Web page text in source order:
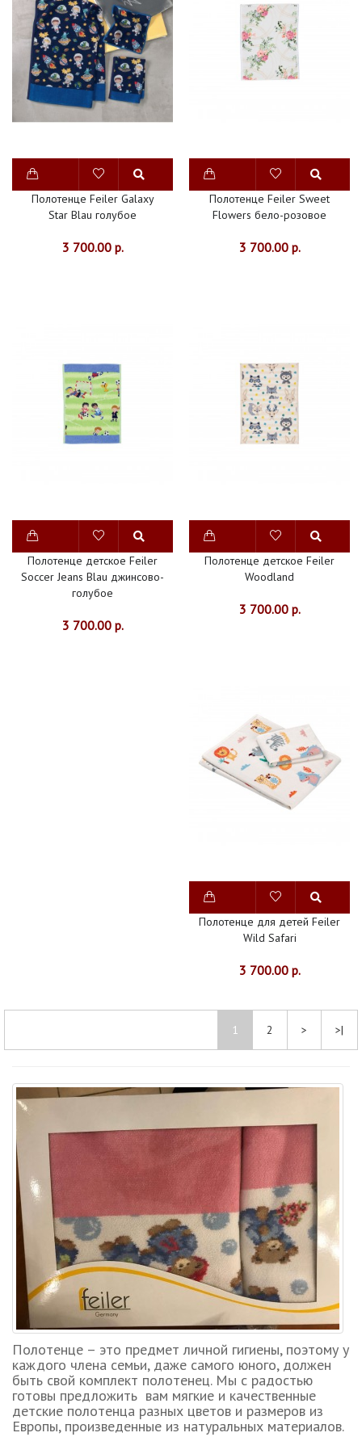
Полотенце Feiler Galaxy
Star Blau голубое
3 700.00 р.
Полотенце Feiler Sweet
Flowers бело-розовое
3 700.00 р.
Полотенце детское Feiler
Soccer Jeans Blau джинсово-
голубое
3 700.00 р.
Полотенце детское Feiler
Woodland
3 700.00 р.
Полотенце для детей Feiler
Wild Safari
3 700.00 р.
1 2 > >|
Полотенце – это предмет личной гигиены, поэтому у
каждого члена семьи, даже самого юного, должен
быть свой комплект полотенец. Мы с радостью
готовы предложить вам мягкие и качественные
детские полотенца разных цветов и размеров из
Европы, произведенные из натуральных материалов.